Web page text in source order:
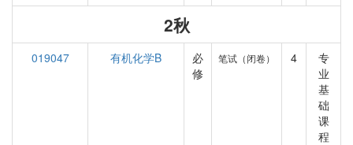
2秋
019047 有机化学B
必
修
笔试（闭卷） 4
专
业
基
础
课
程